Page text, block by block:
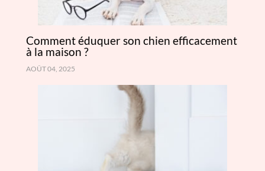
Comment éduquer son chien efficacement
à la maison ?
AOÛT 04, 2025